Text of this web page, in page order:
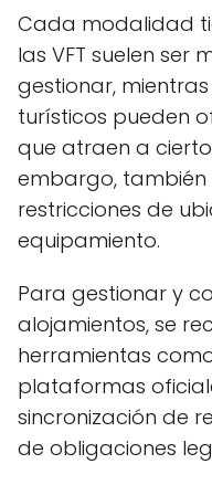
Cada modalidad
las VFT suelen ser
gestionar,
turísticos pueden
que atraen a
embargo, también
restricciones de
equipamiento.
Para gestionar y
alojamientos, se
herramientas
plataformas
sincronización de
de obligaciones